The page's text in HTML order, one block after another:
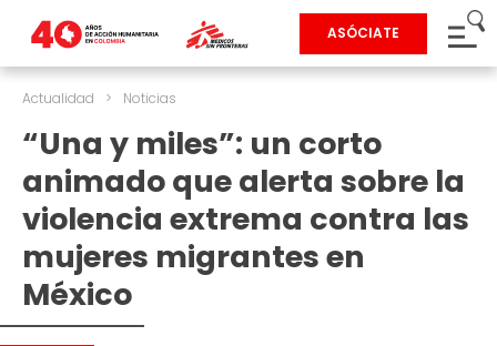
ASÓCIATE
Actualidad > Noticias
“Una y miles”: un corto
animado que alerta sobre la
violencia extrema contra las
mujeres migrantes en
México